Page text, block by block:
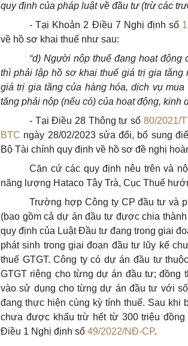
quy định của pháp luật về đầu tư (trừ các
- Tại Khoản 2 Điều 7 Nghị định số
về hồ sơ khai thuế như sau:
“d) Người nộp thuế đang hoạt
thì phải lập hồ sơ khai thuế giá trị gia
giá trị gia tăng của hàng hóa, dịch vụ
tăng phải nộp (nếu có) của hoạt động, kinh
- Tại Điều 28 Thông tư số 80/2021/
BTC ngày 28/02/2023 sửa đổi, bổ sung
Bộ Tài chính quy định về hồ sơ đề nghị
Căn cứ các quy định nêu trên và
năng lượng Hataco Tây Trà, Cục Thuế
Trường hợp Công ty CP đầu tư và
(bao gồm cả dự án đầu tư được chia
quy định của Luật Đầu tư đang trong giai
phát sinh trong giai đoạn đầu tư lũy kế
thuế GTGT. Công ty có dự án đầu tư
GTGT riêng cho từng dự án đầu tư; đồng
vào sử dụng cho từng dự án đầu tư với
đang thực hiện cùng kỳ tính thuế. Sau khi
chưa được khấu trừ hết từ 300 triệu
Điều 1 Nghị định số 49/2022/NĐ-CP.